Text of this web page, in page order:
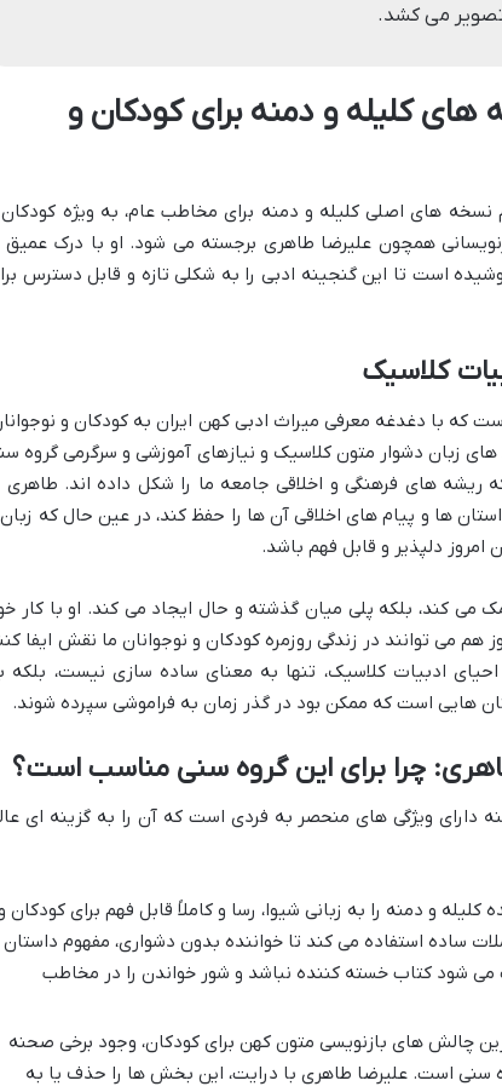
تصویر می کشد.
کلیله و دمنه برای کودکان و
نسخه های اصلی کلیله و دمنه برای مخاطب عام، به ویژه
همچون علیرضا طاهری برجسته می شود. او با درک عمیق
است تا این گنجینه ادبی را به شکلی تازه و قابل دسترس
کلاسیک
که با دغدغه معرفی میراث ادبی کهن ایران به کودکان و
زبان دشوار متون کلاسیک و نیازهای آموزشی و سرگرمی گروه
های فرهنگی و اخلاقی جامعه ما را شکل داده اند. طاهری
ها و پیام های اخلاقی آن ها را حفظ کند، در عین حال که
امروز دلپذیر و قابل فهم باشد.
می کند، بلکه پلی میان گذشته و حال ایجاد می کند. او با کار
می توانند در زندگی روزمره کودکان و نوجوانان ما نقش ایفا
ادبیات کلاسیک، تنها به معنای ساده سازی نیست، بلکه
هایی است که ممکن بود در گذر زمان به فراموشی سپرده شوند.
چرا برای این گروه سنی مناسب است؟
دارای ویژگی های منحصر به فردی است که آن را به گزینه ای
و دمنه را به زبانی شیوا، رسا و کاملاً قابل فهم برای کودکان
ساده استفاده می کند تا خواننده بدون دشواری، مفهوم داستان
می شود کتاب خسته کننده نباشد و شور خواندن را در مخاطب
چالش های بازنویسی متون کهن برای کودکان، وجود برخی صحنه
سنی است. علیرضا طاهری با درایت، این بخش ها را حذف یا به